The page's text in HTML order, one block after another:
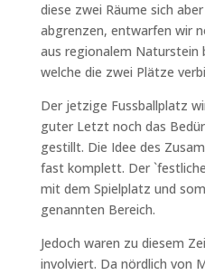
diese zwei Räume sich
abgrenzen, entwarfen wir
aus regionalem Naturstein
welche die zwei Plätze
Der jetzige Fussballplatz
guter Letzt noch das
gestillt. Die Idee des
fast komplett. Der
mit dem Spielplatz und
genannten Bereich.
Jedoch waren zu diesem
involviert. Da nördlich von